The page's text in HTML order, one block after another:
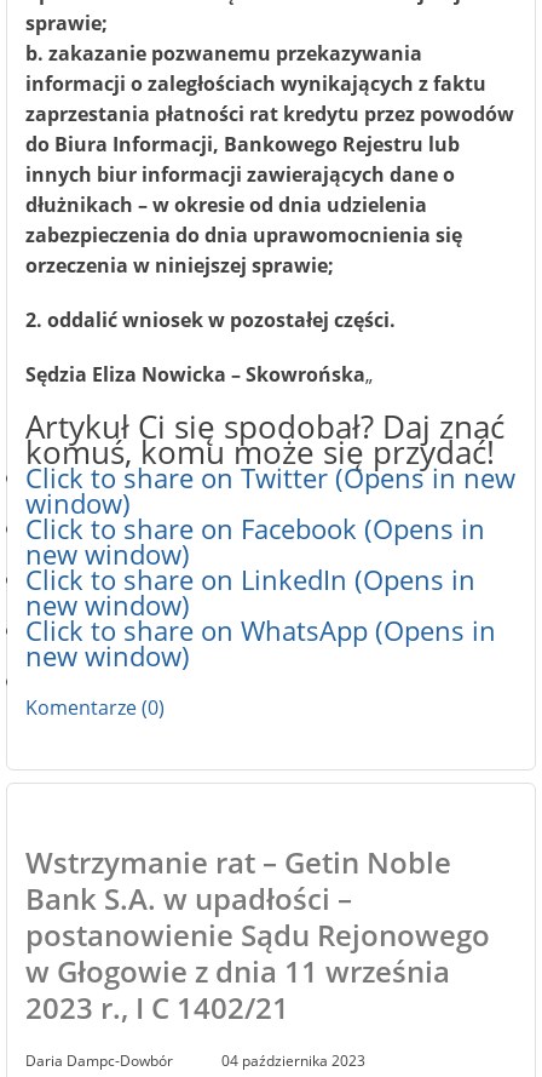
sprawie;
b. zakazanie pozwanemu przekazywania
informacji o zaległościach wynikających z faktu
zaprzestania płatności rat kredytu przez powodów
do Biura Informacji, Bankowego Rejestru lub
innych biur informacji zawierających dane o
dłużnikach – w okresie od dnia udzielenia
zabezpieczenia do dnia uprawomocnienia się
orzeczenia w niniejszej sprawie;
2. oddalić wniosek w pozostałej części.
Sędzia Eliza Nowicka – Skowrońska„
Artykuł Ci się spodobał? Daj znać
komuś, komu może się przydać!
Click to share on Twitter (Opens in new
window)
Click to share on Facebook (Opens in
new window)
Click to share on LinkedIn (Opens in
new window)
Click to share on WhatsApp (Opens in
new window)
Komentarze (0)
Wstrzymanie rat – Getin Noble
Bank S.A. w upadłości –
postanowienie Sądu Rejonowego
w Głogowie z dnia 11 września
2023 r., I C 1402/21
Daria Dampc-Dowbór 04 października 2023